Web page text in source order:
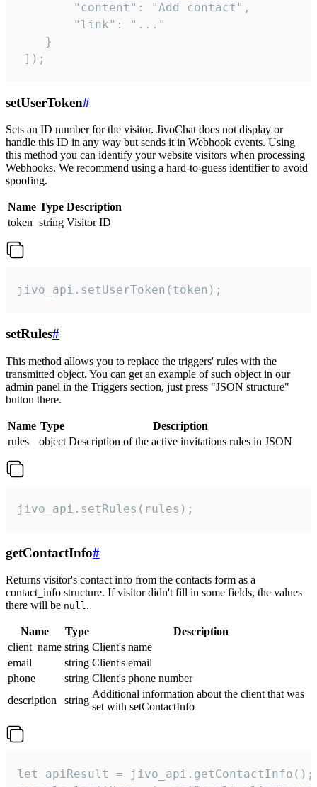
        "content": "Add contact",
        "link": "..."
    }
]);
setUserToken#
Sets an ID number for the visitor. JivoChat does not display or
handle this ID in any way but sends it in Webhook events. Using
this method you can identify your website visitors when processing
Webhooks. We recommend using a hard-to-guess identifier to avoid
spoofing.
Name Type Description
token string Visitor ID
jivo_api.setUserToken(token);
setRules#
This method allows you to replace the triggers' rules with the
transmitted object. You can get an example of such object in our
admin panel in the Triggers section, just press "JSON structure"
button there.
Name Type
Description
rules
object Description of the active invitations rules in JSON
jivo_api.setRules(rules);
getContactInfo#
Returns visitor's contact info from the contacts form as a
contact_info structure. If visitor didn't fill in some fields, the values
there will be null.
Name Type
Description
client_name string Client's name
email
string Client's email
phone
string Client's phone number
description
string
Additional information about the client that was
set with setContactInfo
let apiResult = jivo_api.getContactInfo();